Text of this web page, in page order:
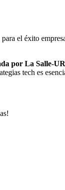
el éxito
por La Salle-
tech es